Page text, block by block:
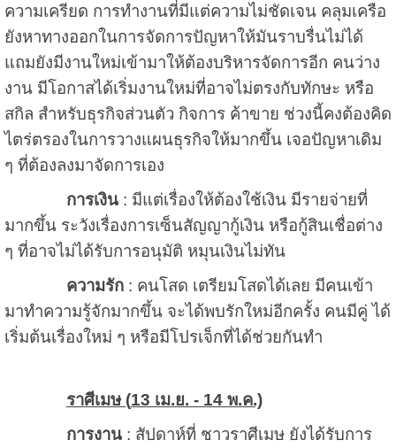
ความเครียด การทำงานที่มีแต่ความไม่ชัดเจน คลุมเครือ
ยังหาทางออกในการจัดการปัญหาให้มันราบรื่นไม่ได้
แถมยังมีงานใหม่เข้ามาให้ต้องบริหารจัดการอีก คนว่าง
งาน มีโอกาสได้เริ่มงานใหม่ที่อาจไม่ตรงกับทักษะ หรือ
สกิล สำหรับธุรกิจส่วนตัว กิจการ ค้าขาย ช่วงนี้คงต้องคิด
ไตร่ตรองในการวางแผนธุรกิจให้มากขึ้น เจอปัญหาเดิม
ๆ ที่ต้องลงมาจัดการเอง
การเงิน: มีแต่เรื่องให้ต้องใช้เงิน มีรายจ่ายที่
มากขึ้น ระวังเรื่องการเซ็นสัญญากู้เงิน หรือกู้สินเชื่อต่าง
ๆ ที่อาจไม่ได้รับการอนุมัติ หมุนเงินไม่ทัน
ความรัก: คนโสด เตรียมโสดได้เลย มีคนเข้า
มาทำความรู้จักมากขึ้น จะได้พบรักใหม่อีกครั้ง คนมีคู่ ได้
เริ่มต้นเรื่องใหม่ ๆ หรือมีโปรเจ็กที่ได้ช่วยกันทำ
ราศีเมษ (13 เม.ย. - 14 พ.ค.)
การงาน: สัปดาห์ที่ ชาวราศีเมษ ยังได้รับการ